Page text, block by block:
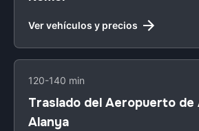
Ver vehículos y precios
120-140 min
Traslado del Aeropuerto de
Alanya